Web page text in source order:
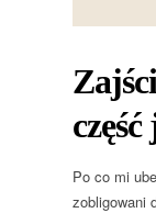
Po co mi
zobligowani